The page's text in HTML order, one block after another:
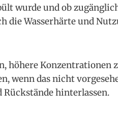
wurde und ob
die Wasserhärte und
höhere Konzentrationen
wenn das nicht
hinterlassen.